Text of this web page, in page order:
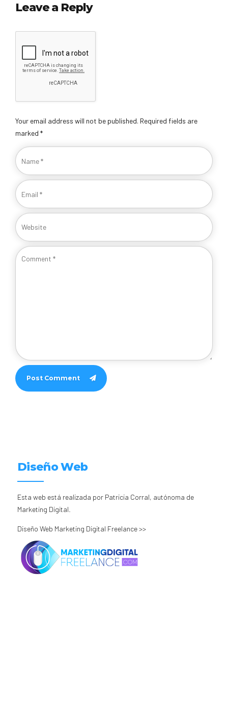
Leave a Reply
Your email address will not be published. Required fields are
marked *
Post Comment
Diseño Web
Esta web está realizada por Patricia Corral, autónoma de
Marketing Digital.
Diseño Web Marketing Digital Freelance >>